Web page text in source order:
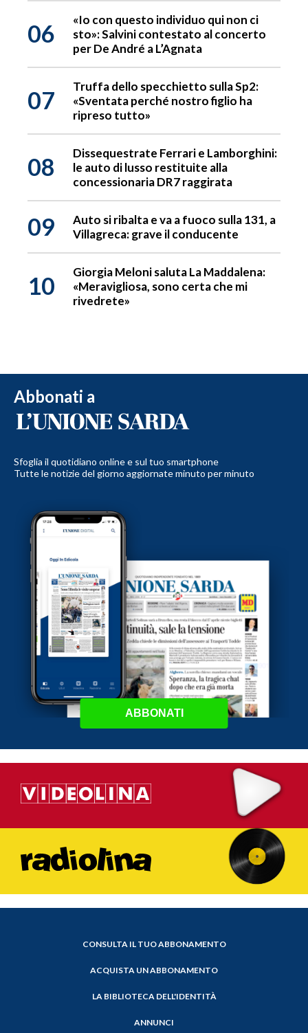
06
«Io con questo individuo qui non ci
sto»: Salvini contestato al concerto
per De André a L’Agnata
07
Truffa dello specchietto sulla Sp2:
«Sventata perché nostro figlio ha
ripreso tutto»
08
Dissequestrate Ferrari e Lamborghini:
le auto di lusso restituite alla
concessionaria DR7 raggirata
09
Auto si ribalta e va a fuoco sulla 131, a
Villagreca: grave il conducente
10
Giorgia Meloni saluta La Maddalena:
«Meravigliosa, sono certa che mi
rivedrete»
Abbonati a
Sfoglia il quotidiano online e sul tuo smartphone
Tutte le notizie del giorno aggiornate minuto per minuto
ABBONATI
CONSULTA IL TUO ABBONAMENTO
ACQUISTA UN ABBONAMENTO
LA BIBLIOTECA DELL'IDENTITÀ
ANNUNCI